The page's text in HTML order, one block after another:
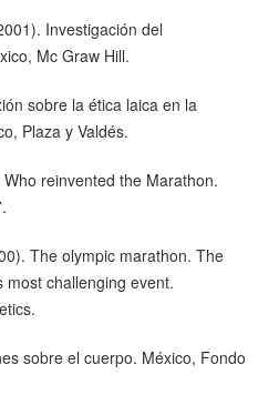
Investigación del
Mc Graw Hill.
sobre la ética laica en la
Plaza y Valdés.
reinvented the Marathon.
The olympic marathon. The
most challenging event.
sobre el cuerpo. México, Fondo